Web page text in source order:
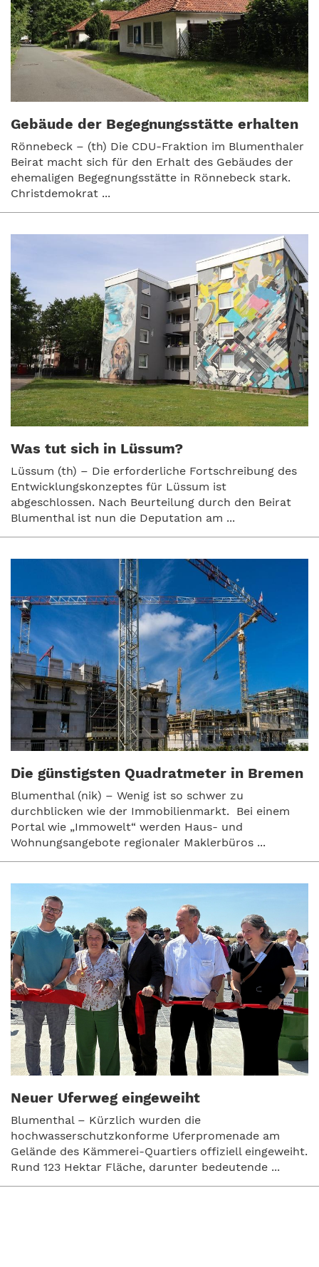
Gebäude der Begegnungsstätte erhalten
Rönnebeck – (th) Die CDU-Fraktion im Blumenthaler
Beirat macht sich für den Erhalt des Gebäudes der
ehemaligen Begegnungsstätte in Rönnebeck stark.
Christdemokrat ...
Was tut sich in Lüssum?
Lüssum (th) – Die erforderliche Fortschreibung des
Entwicklungskonzeptes für Lüssum ist
abgeschlossen. Nach Beurteilung durch den Beirat
Blumenthal ist nun die Deputation am ...
Die günstigsten Quadratmeter in Bremen
Blumenthal (nik) – Wenig ist so schwer zu
durchblicken wie der Immobilienmarkt. Bei einem
Portal wie „Immowelt“ werden Haus- und
Wohnungsangebote regionaler Maklerbüros ...
Neuer Uferweg eingeweiht
Blumenthal – Kürzlich wurden die
hochwasserschutzkonforme Uferpromenade am
Gelände des Kämmerei-Quartiers offiziell eingeweiht.
Rund 123 Hektar Fläche, darunter bedeutende ...